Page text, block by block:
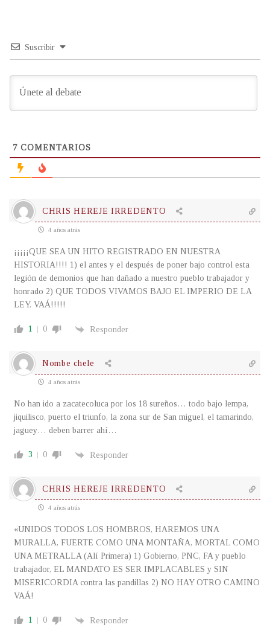
Suscribir
7 COMENTARIOS
CHRIS HEREJE IRREDENTO
4 años atrás
¡¡¡¡¡QUE SEA UN HITO REGISTRADO EN NUESTRA
HISTORIA!!!! 1) el antes y el después de poner bajo control esta
legión de demonios que han dañado a nuestro pueblo trabajador y
honrado 2) QUE TODOS VIVAMOS BAJO EL IMPERIO DE LA
LEY. VAÁ!!!!!
1 0 Responder
Nombe chele
4 años atrás
No han ido a zacatecoluca por los 18 sureños… todo bajo lempa,
jiquilisco, puerto el triunfo, la zona sur de San miguel, el tamarindo,
jaguey… deben barrer ahí…
3 0 Responder
CHRIS HEREJE IRREDENTO
4 años atrás
«UNIDOS TODOS LOS HOMBROS, HAREMOS UNA
MURALLA, FUERTE COMO UNA MONTAÑA, MORTAL COMO
UNA METRALLA (Alí Primera) 1) Gobierno, PNC, FA y pueblo
trabajador, EL MANDATO ES SER IMPLACABLES y SIN
MISERICORDIA contra las pandillas 2) NO HAY OTRO CAMINO
VAÁ!
1 0 Responder